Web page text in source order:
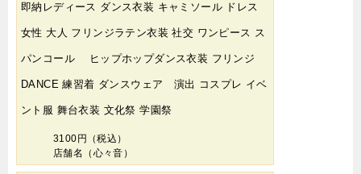
即納レディース ダンス衣装 キャミソール ドレス
女性 大人 フリンジラテン衣装 社交 ワンピース ス
パンコール ヒップホップダンス衣装 フリンジ
DANCE 練習着 ダンスウェア 演出 コスプレ イベ
ント服 舞台衣装 文化祭 学園祭
3100円（税込）
店舗名（心々音）